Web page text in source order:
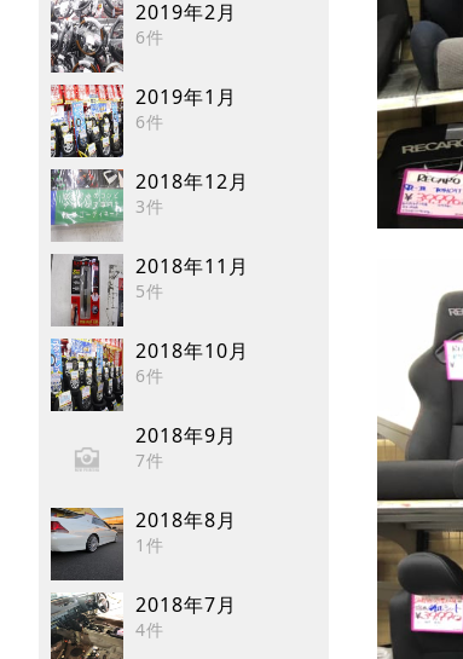
2019年2月
6件
2019年1月
6件
2018年12月
3件
2018年11月
5件
2018年10月
6件
2018年9月
7件
2018年8月
1件
2018年7月
4件